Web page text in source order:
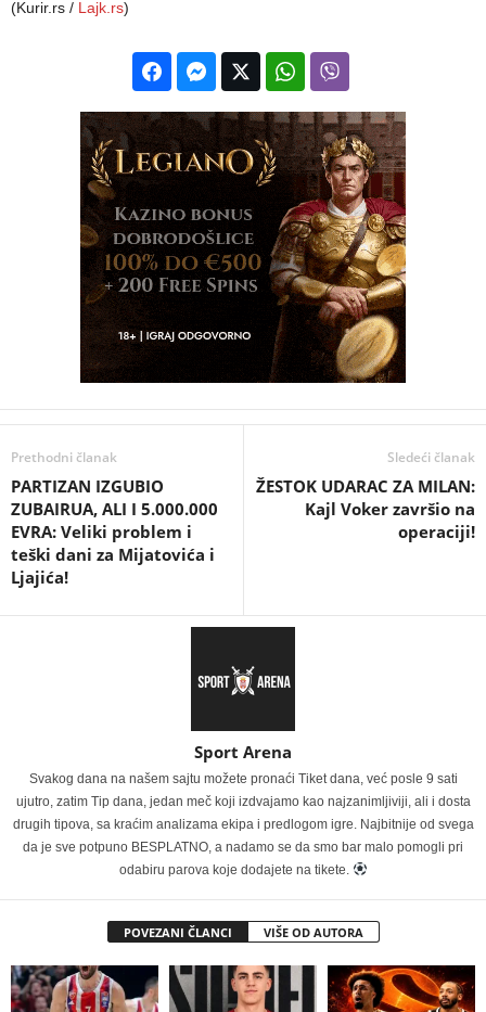
(Kurir.rs / Lajk.rs)
Prethodni članak
PARTIZAN IZGUBIO
ZUBAIRUA, ALI I 5.000.000
EVRA: Veliki problem i
teški dani za Mijatovića i
Ljajića!
Sledeći članak
ŽESTOK UDARAC ZA MILAN:
Kajl Voker završio na
operaciji!
Sport Arena
Svakog dana na našem sajtu možete pronaći Tiket dana, već posle 9 sati
ujutro, zatim Tip dana, jedan meč koji izdvajamo kao najzanimljiviji, ali i dosta
drugih tipova, sa kraćim analizama ekipa i predlogom igre. Najbitnije od svega
da je sve potpuno BESPLATNO, a nadamo se da smo bar malo pomogli pri
odabiru parova koje dodajete na tikete.
POVEZANI ČLANCI VIŠE OD AUTORA